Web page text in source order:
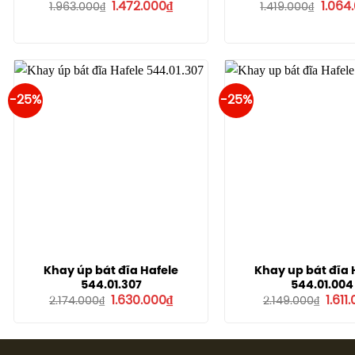
1.963.000₫ Giá
1.472.000₫Giá
hiện
1.419.000₫ Giá
-25%
Khay úp bát đĩa Hafele
544.01.307
2.174.000₫ Giá
1.630.000₫Giá
hiện
-25%
Khay up bát đĩa
544.01.004
2.149.000₫ Giá